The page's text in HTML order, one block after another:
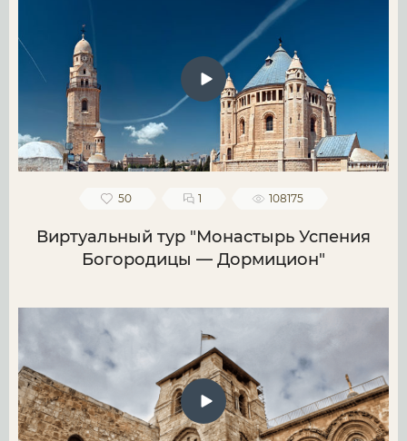
50 1 108175
Виртуальный тур "Монастырь Успения
Богородицы — Дормицион"